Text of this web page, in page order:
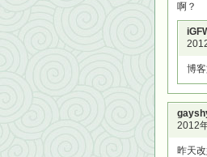
啊？
博
2012
昨天